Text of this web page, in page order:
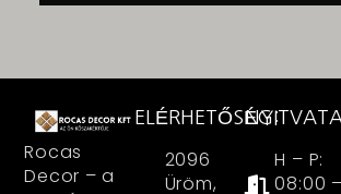
Rocas
Decor – a
ELÉRHETŐSÉG:
2096
Üröm,
H – P:
08:00 –